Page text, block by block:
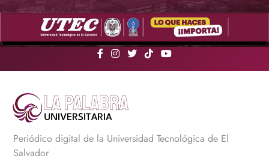
Saltar
La Palabra Universitaria
Periódico digital de la Universidad Tecnológica de El
Salvador